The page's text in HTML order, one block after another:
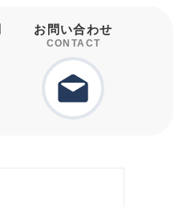
お問い合わせ
CONTACT